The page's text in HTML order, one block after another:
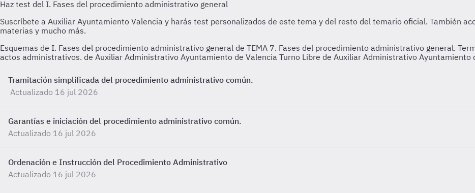
Esquemas de I. Fases del procedimiento administrativo general de TEMA 7. Fases del procedimiento administrativo general.
actos administrativos. de Auxiliar Administrativo Ayuntamiento de Valencia Turno Libre de Auxiliar Administrativo Ayuntamiento
Tramitación simplificada del procedimiento administrativo común.
Actualizado 16 jul 2026
Garantías e iniciación del procedimiento administrativo común.
Actualizado 16 jul 2026
Ordenación e Instrucción del Procedimiento Administrativo
Actualizado 16 jul 2026